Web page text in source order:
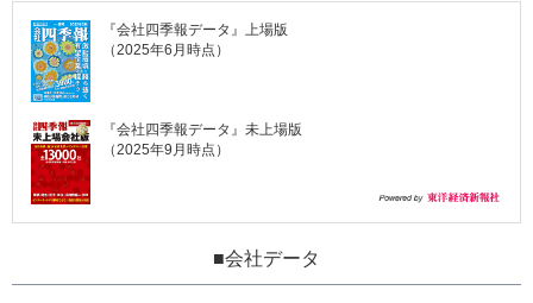
『会社四季報データ』上場版
（2025年6月時点）
『会社四季報データ』未上場版
（2025年9月時点）
■会社データ